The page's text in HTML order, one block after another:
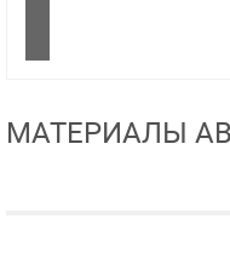
МАТЕРИАЛЫ